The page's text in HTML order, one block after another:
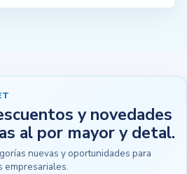
y novedades
al por mayor y detal.
nuevas y oportunidades para
empresariales.